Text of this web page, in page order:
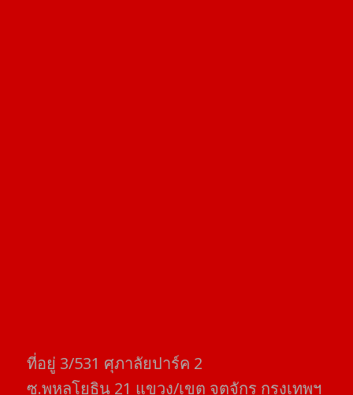
ที่อยู่​ 3/531​ ศุภาลัยปาร์ค​ 2
ซ.พหลโยธิน​ 21​ แขวง/เขต​ จตุจักร​ กรุงเทพฯ